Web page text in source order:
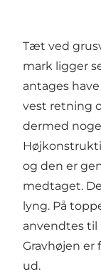
Tæt ved
mark ligger
antages
vest retning
dermed
og den er
medtaget.
lyng. På
anvendtes til
Gravhøjen
ud.